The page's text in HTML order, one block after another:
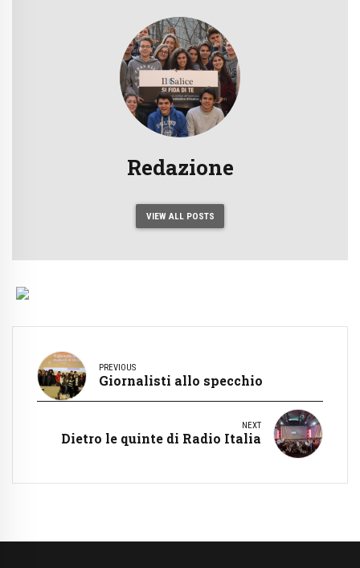
Redazione
VIEW ALL POSTS
PREVIOUS
Giornalisti allo specchio
NEXT
Dietro le quinte di Radio Italia